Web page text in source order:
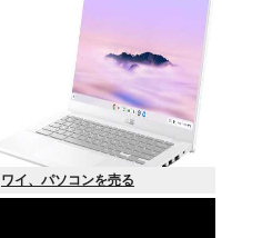
ワイ、パソコンを売る